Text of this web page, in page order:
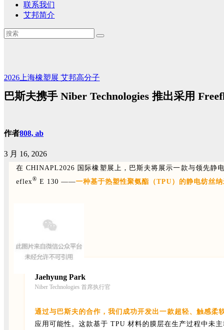
联系我们
艾邦简介
2026上海橡塑展 艾邦高分子
巴斯夫携手 Niber Technologies 推出采用
作者808, ab
3 月 16, 2026
在 CHINAPL2026 国际橡塑展上，巴斯夫将展示一款与领先静
eflex® E 130 ——一种基于热塑性聚氨酯（TPU）的静电纺丝
Jaehyung Park
Niber Technologies 首席执行官
通过与巴斯夫的合作，我们成功开发出一款超轻、触感柔
应用可能性。这款基于 TPU 材料的膜层在生产过程中未